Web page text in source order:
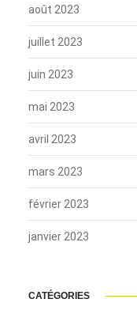
août 2023
juillet 2023
juin 2023
mai 2023
avril 2023
mars 2023
février 2023
janvier 2023
CATÉGORIES